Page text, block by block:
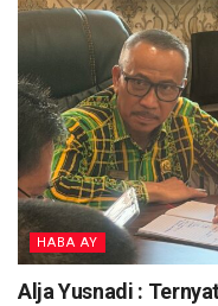
HABA AY
Alja Yusnadi :